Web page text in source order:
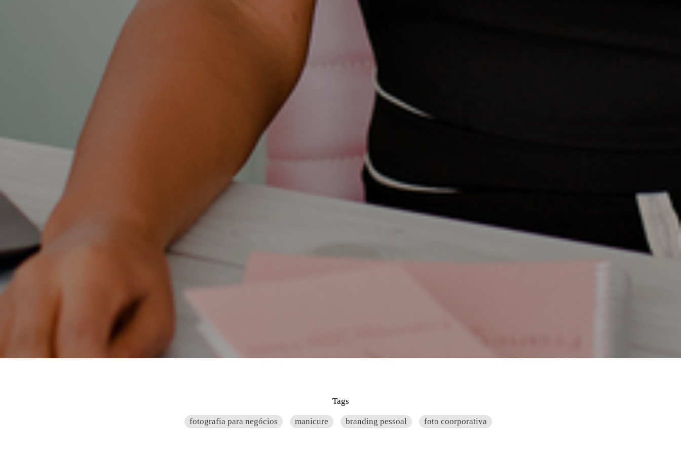
Tags
fotografia para negócios manicure branding pessoal foto coorporativa